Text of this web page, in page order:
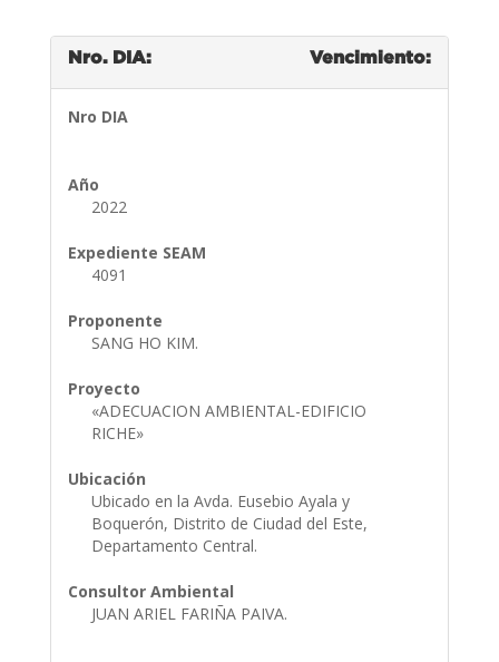
Nro. DIA: Vencimiento:
Nro DIA
Año
2022
Expediente SEAM
4091
Proponente
SANG HO KIM.
Proyecto
«ADECUACION AMBIENTAL-EDIFICIO
RICHE»
Ubicación
Ubicado en la Avda. Eusebio Ayala y
Boquerón, Distrito de Ciudad del Este,
Departamento Central.
Consultor Ambiental
JUAN ARIEL FARIÑA PAIVA.